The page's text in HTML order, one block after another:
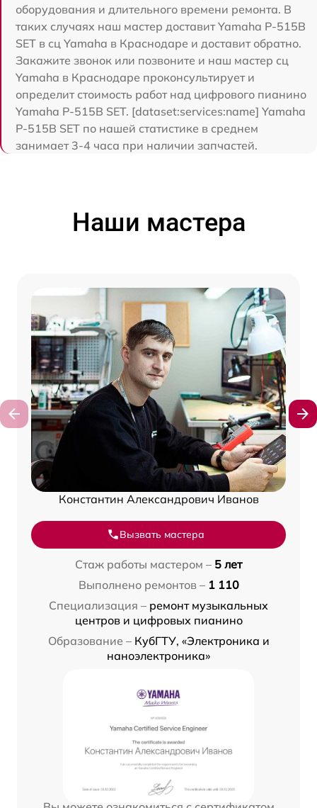
оборудования и длительного времени ремонта. В
таких случаях наш мастер доставит Yamaha P-515B
SET в сц Yamaha в Краснодаре и доставит обратно.
Закажите звонок или позвоните и наш мастер сц
Yamaha в Краснодаре проконсультирует и
определит стоимость работ над цифрового пианино
Yamaha P-515B SET. [dataset:services:name] Yamaha
P-515B SET по нашей статистике в среднем
занимает 3-4 часа при наличии запчастей.
Наши мастера
Константин Александрович Иванов
Вызвать мастера
Стаж работы мастером – 5 лет
Выполнено ремонтов – 1 110
Специализация – ремонт музыкальных
центров и цифровых пианино
Образование – КубГТУ, «Электроника и
наноэлектроника»